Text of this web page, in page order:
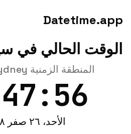
Datetime.app
الوقت الحالي في
المنطقة الزمنية Australia/Sydney
الأحد، ٢٦ صفر ١٤٤٨ هـ